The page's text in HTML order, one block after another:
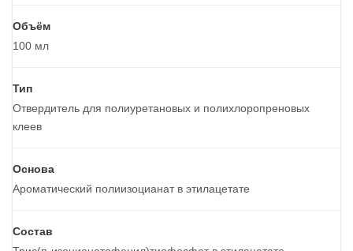
Объём
100 мл
Тип
Отвердитель для полиуретановых и полихлоропреновых
клеев
Основа
Ароматический полиизоцианат в этилацетате
Состав